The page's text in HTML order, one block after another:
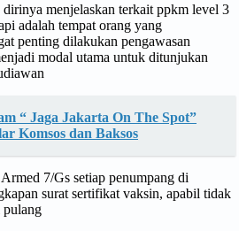
menjelaskan terkait ppkm level 3
adalah tempat orang yang
penting dilakukan pengawasan
modal utama untuk ditunjukan
“ Jaga Jakarta On The Spot”
Komsos dan Baksos
7/Gs setiap penumpang di
surat sertifikat vaksin, apabil tidak
pulang